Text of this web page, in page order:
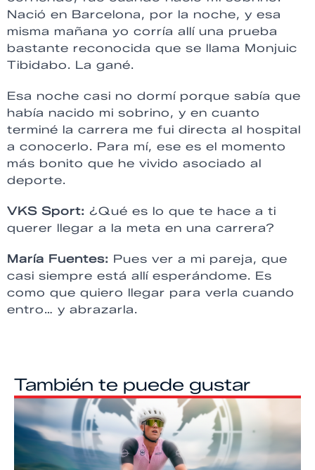
Nació en Barcelona, por la noche, y esa
misma mañana yo corría allí una prueba
bastante reconocida que se llama Monjuic
Tibidabo. La gané.
Esa noche casi no dormí porque sabía que
había nacido mi sobrino, y en cuanto
terminé la carrera me fui directa al hospital
a conocerlo. Para mí, ese es el momento
más bonito que he vivido asociado al
deporte.
VKS Sport: ¿Qué es lo que te hace a ti
querer llegar a la meta en una carrera?
María Fuentes: Pues ver a mi pareja, que
casi siempre está allí esperándome. Es
como que quiero llegar para verla cuando
entro… y abrazarla.
También te puede gustar